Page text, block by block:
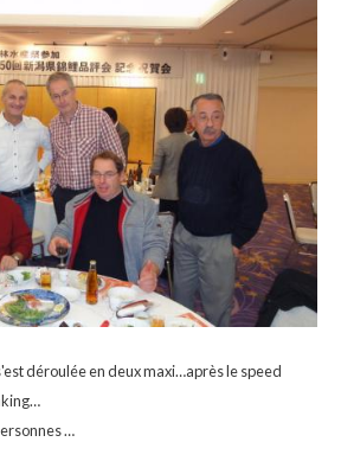
déroulée en deux maxi…après le speed
…